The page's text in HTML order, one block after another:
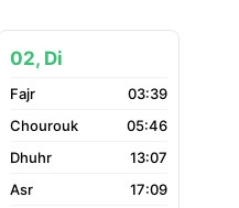
02, Di
03:39
05:46
13:07
17:09